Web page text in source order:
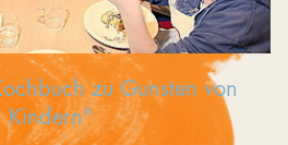
zu Gunsten von
Kindern"